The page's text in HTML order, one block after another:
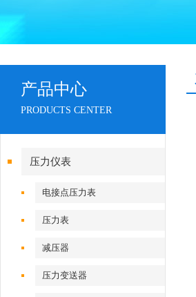
产品中心
PRODUCTS CENTER
压力仪表
电接点压力表
压力表
减压器
压力变送器